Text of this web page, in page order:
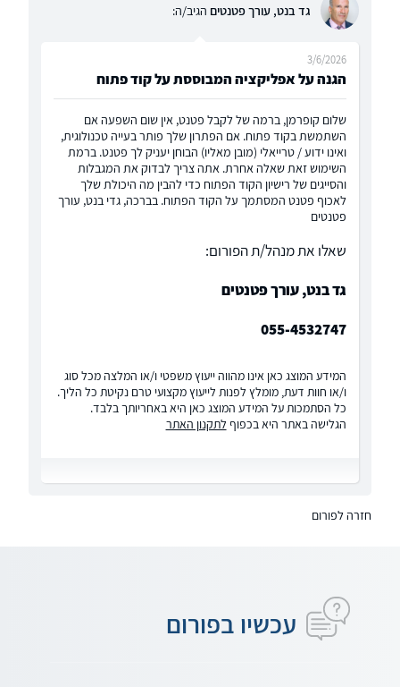
גד בנט, עורך פטנטים הגיב/ה:
הגנה על אפליקציה המבוססת על קוד פתוח
3/6/2026
שלום קופרמן, ברמה של לקבל פטנט, אין שום השפעה אם
השתמשת בקוד פתוח. אם הפתרון שלך פותר בעייה טכנולוגית,
ואינו ידוע / טרייאלי (מובן מאליו) הבוחן יעניק לך פטנט. ברמת
השימוש זאת שאלה אחרת. אתה צריך לבדוק את המגבלות
והסייגים של רישיון הקוד הפתוח כדי להבין מה היכולת שלך
לאכוף פטנט המסתמך על הקוד הפתוח. בברכה, גדי בנט, עורך
פטנטים
שאלו את מנהל/ת הפורום:
גד בנט, עורך פטנטים
055-4532747
המידע המוצג כאן אינו מהווה ייעוץ משפטי ו/או המלצה מכל סוג
ו/או חוות דעת, מומלץ לפנות לייעוץ מקצועי טרם נקיטת כל הליך.
כל הסתמכות על המידע המוצג כאן היא באחריותך בלבד.
הגלישה באתר היא בכפוף לתקנון האתר
חזרה לפורום
עכשיו בפורום